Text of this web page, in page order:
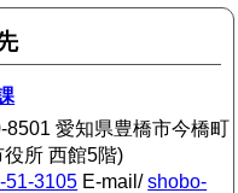
8501 愛知県豊橋市今橋町
所 西館5階)
51-3105 E-mail/shobo-